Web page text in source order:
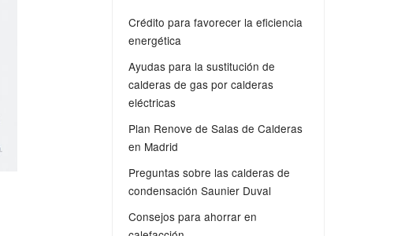
Crédito para favorecer la eficiencia
energética
Ayudas para la sustitución de
calderas de gas por calderas
eléctricas
Plan Renove de Salas de Calderas
en Madrid
Preguntas sobre las calderas de
condensación Saunier Duval
Consejos para ahorrar en